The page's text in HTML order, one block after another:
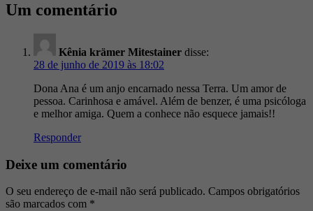
Um comentário
Kênia krämer Mitestainer disse:
28 de junho de 2019 às 18:02
Dona Ana é um anjo encarnado nessa Terra. Um amor de
pessoa. Carinhosa e amável. Além de benzer, é uma psicóloga
e melhor amiga. Quem a conhece não esquece jamais!!
Responder
Deixe um comentário
O seu endereço de e-mail não será publicado. Campos obrigatórios
são marcados com *